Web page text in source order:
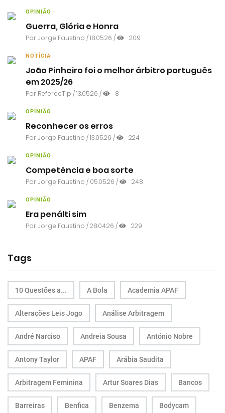
OPINIÃO
Guerra, Glória e Honra
PorJorge Faustino / 18.05.26 / 209
NOTÍCIA
João Pinheiro foi o melhor árbitro português
em 2025/26
Por RefereeTip / 13.05.26 / 8
OPINIÃO
Reconhecer os erros
PorJorge Faustino / 13.05.26 / 224
OPINIÃO
Competência e boa sorte
PorJorge Faustino / 05.05.26 / 248
OPINIÃO
Era penálti sim
PorJorge Faustino / 28.04.26 / 229
Tags
10 Questões a... A Bola Academia APAF
Alterações Leis Jogo Análise Arbitragem
André Narciso Andreia Sousa António Nobre
Antony Taylor APAF Arábia Saudita
Arbitragem Feminina Artur Soares Dias Bancos
Barreiras Benfica Benzema Bodycam